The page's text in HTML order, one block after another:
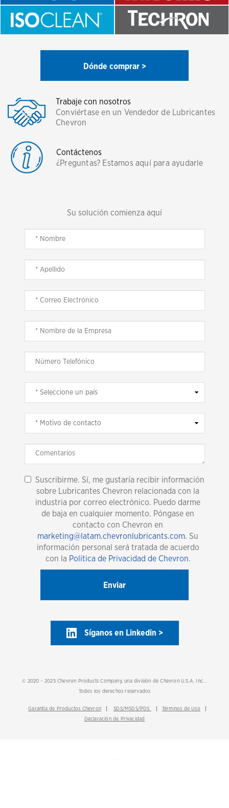
Dónde comprar >
Trabaje con nosotros
Conviértase en un Vendedor de Lubricantes
Chevron
Contáctenos
¿Preguntas? Estamos aquí para ayudarle
Su solución comienza aquí
Suscribirme. Sí, me gustaría recibir información
sobre Lubricantes Chevron relacionada con la
industria por correo electrónico. Puedo darme
de baja en cualquier momento. Póngase en
contacto con Chevron en
marketing@latam.chevronlubricants.com. Su
información personal será tratada de acuerdo
con la Politica de Privacidad de Chevron.
Síganos en Linkedin >
© 2020 - 2025 Chevron Products Company, una división de Chevron U.S.A. Inc. .
Todos los derechos reservados
Garantía de Productos Chevron SDS/MSDS/PDS
Términos de Uso
Declaración de Privacidad